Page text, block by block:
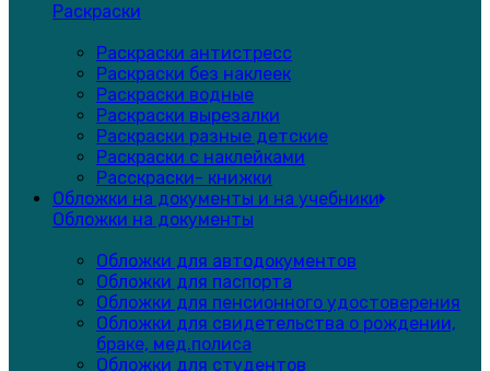
Раскраски
Раскраски антистресс
Раскраски без наклеек
Раскраски водные
Раскраски вырезалки
Раскраски разные детские
Раскраски с наклейками
Расскраски- книжки
Обложки на документы и на учебники
Обложки на документы
Обложки для автодокументов
Обложки для паспорта
Обложки для пенсионного удостоверения
Обложки для свидетельства о рождении,
браке, мед.полиса
Обложки для студентов